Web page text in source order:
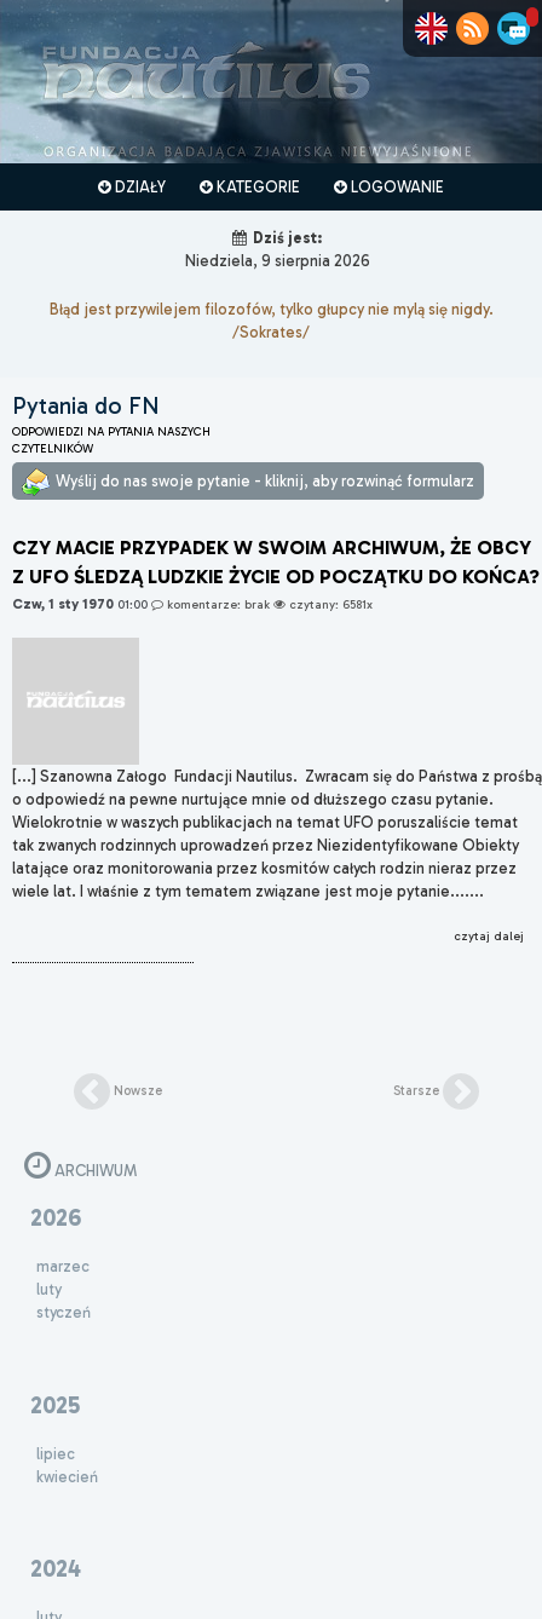
DZIAŁY KATEGORIE LOGOWANIE
Dziś jest:
Niedziela, 9 sierpnia 2026
Błąd jest przywilejem filozofów, tylko głupcy nie mylą się nigdy.
/Sokrates/
Pytania do FN
ODPOWIEDZI NA PYTANIA NASZYCH
CZYTELNIKÓW
Wyślij do nas swoje pytanie - kliknij, aby rozwinąć formularz
CZY MACIE PRZYPADEK W SWOIM ARCHIWUM, ŻE OBCY
Z UFO ŚLEDZĄ LUDZKIE ŻYCIE OD POCZĄTKU DO KOŃCA?
Czw, 1 sty 1970 01:00 komentarze: brak czytany: 6581x
[...] Szanowna Załogo Fundacji Nautilus. Zwracam się do Państwa z prośbą
o odpowiedź na pewne nurtujące mnie od dłuższego czasu pytanie.
Wielokrotnie w waszych publikacjach na temat UFO poruszaliście temat
tak zwanych rodzinnych uprowadzeń przez Niezidentyfikowane Obiekty
latające oraz monitorowania przez kosmitów całych rodzin nieraz przez
wiele lat. I właśnie z tym tematem związane jest moje pytanie.......
czytaj dalej
Nowsze Starsze
ARCHIWUM
2026
marzec
luty
styczeń
2025
lipiec
kwiecień
2024